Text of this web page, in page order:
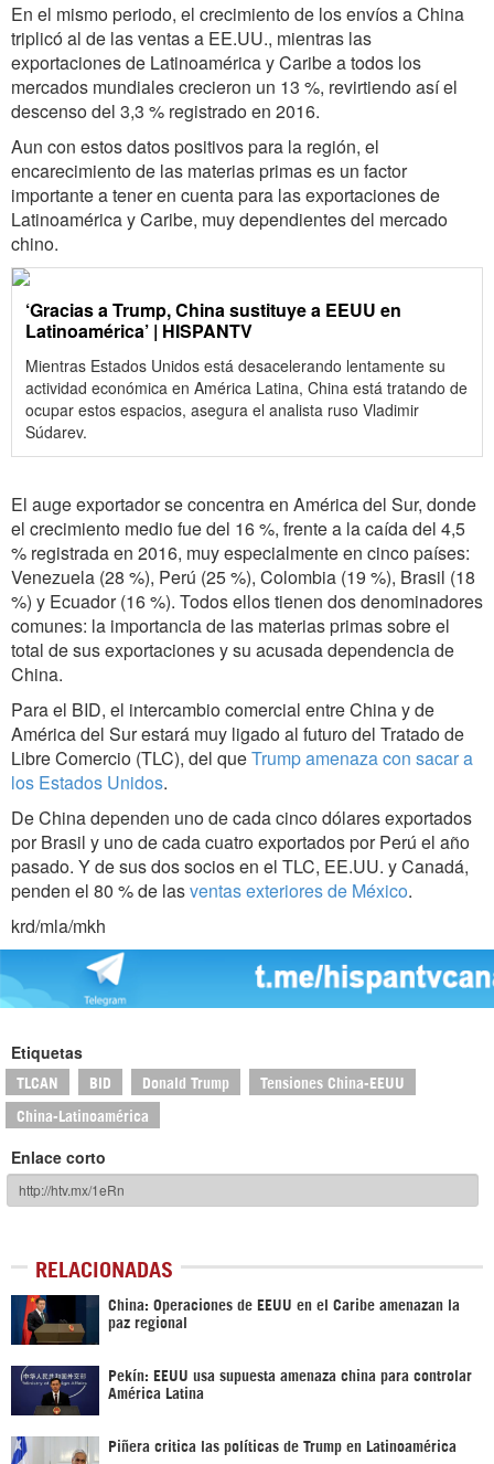
En el mismo periodo, el crecimiento de los envíos a China
triplicó al de las ventas a EE.UU., mientras las
exportaciones de Latinoamérica y Caribe a todos los
mercados mundiales crecieron un 13 %, revirtiendo así el
descenso del 3,3 % registrado en 2016.
Aun con estos datos positivos para la región, el
encarecimiento de las materias primas es un factor
importante a tener en cuenta para las exportaciones de
Latinoamérica y Caribe, muy dependientes del mercado
chino.
‘Gracias a Trump, China sustituye a EEUU en
Latinoamérica’ | HISPANTV
Mientras Estados Unidos está desacelerando lentamente su
actividad económica en América Latina, China está tratando de
ocupar estos espacios, asegura el analista ruso Vladimir
Súdarev.
El auge exportador se concentra en América del Sur, donde
el crecimiento medio fue del 16 %, frente a la caída del 4,5
% registrada en 2016, muy especialmente en cinco países:
Venezuela (28 %), Perú (25 %), Colombia (19 %), Brasil (18
%) y Ecuador (16 %). Todos ellos tienen dos denominadores
comunes: la importancia de las materias primas sobre el
total de sus exportaciones y su acusada dependencia de
China.
Para el BID, el intercambio comercial entre China y de
América del Sur estará muy ligado al futuro del Tratado de
Libre Comercio (TLC), del queTrump amenaza con sacar a
los Estados Unidos.
De China dependen uno de cada cinco dólares exportados
por Brasil y uno de cada cuatro exportados por Perú el año
pasado. Y de sus dos socios en el TLC, EE.UU. y Canadá,
penden el 80 % de lasventas exteriores de México.
krd/mla/mkh
Etiquetas
TLCAN BID Donald Trump Tensiones China-EEUU
China-Latinoamérica
Enlace corto
RELACIONADAS
China: Operaciones de EEUU en el Caribe amenazan la
paz regional
Pekín: EEUU usa supuesta amenaza china para controlar
América Latina
Piñera critica las políticas de Trump en Latinoamérica